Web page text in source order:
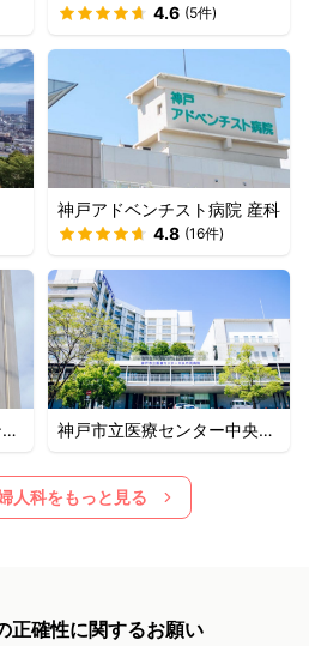
ック
4.6 (5件)
神戸アドベンチスト病院 産科
4.8 (16件)
神戸市立医療センター中央市
人科をもっと見る
正確性に関するお願い